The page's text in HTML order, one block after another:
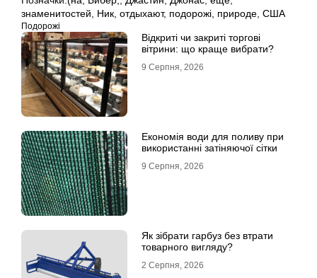
знаменитостей, Ник, отдыхают, подорожі, природе, США
Подорожі
Відкриті чи закриті торгові
вітрини: що краще вибрати?
9 Серпня, 2026
Економія води для поливу при
використанні затіняючої сітки
9 Серпня, 2026
Як зібрати гарбуз без втрати
товарного вигляду?
2 Серпня, 2026